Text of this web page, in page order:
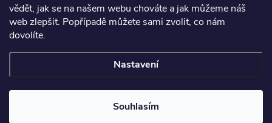
vědět, jak se na našem webu chováte a jak můžeme náš
web zlepšit. Popřípadě můžete sami zvolit, co nám
dovolíte.
Nastavení
Souhlasím
Heureka.cz Obchodní podmínky
Reklamace
Copyright 2026Chyť si rybu. Všechna práva vyhrazena.